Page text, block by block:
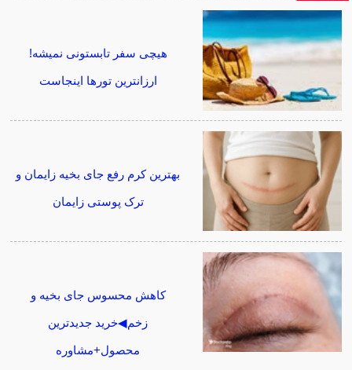
هیچی سفر تابستونی نمیشه!
ارزانترین تورها اینجاست
بهترین کرم رفع جای بخیه زایمان و
ترک پوستی زایمان
کاهش محسوس جای بخیه و
زخم◀خرید جدیدترین
محصول+مشاوره